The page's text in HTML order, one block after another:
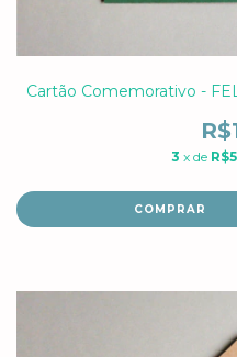
Cartão Comemorativo -
3 x de